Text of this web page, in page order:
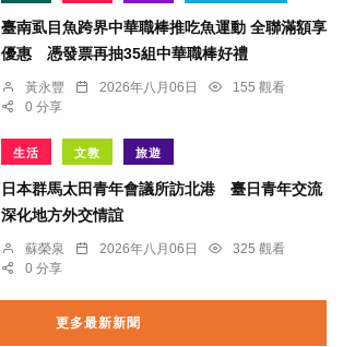
臺南虱目魚跨界中華職棒推吃魚運動 全聯滿額享
優惠 憑發票再抽35組中華職棒好禮
黃永豐 2026年八月06日
155 觀看
0 分享
生活 文教 旅遊
日本群馬太田青年會議所訪北港 臺日青年交流
深化地方外交情誼
蘇榮泉 2026年八月06日
325 觀看
0 分享
更多最新新聞